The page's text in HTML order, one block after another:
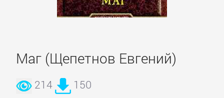
Маг (Щепетнов Евгений)
214 150
КЛАССИКА
Древневосточная